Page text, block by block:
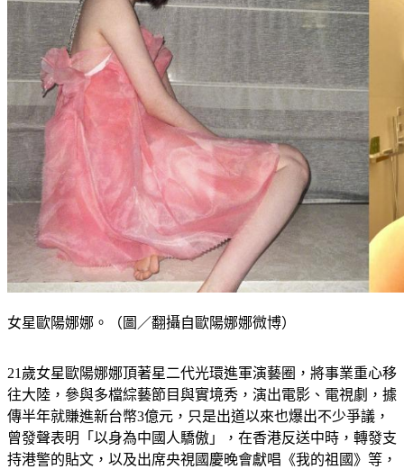
往大陸，參與多檔綜藝節目與實境秀，演出電影、電視劇，據
傳半年就賺進新台幣3億元，只是出道以來也爆出不少爭議，
曾發聲表明「以身為中國人驕傲」，在香港反送中時，轉發支
持港警的貼文，以及出席央視國慶晚會獻唱《我的祖國》等，
而且口音也跟過去有很大的差異。不過這2年她在大陸的評價